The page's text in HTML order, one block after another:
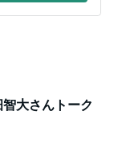
大さんトーク